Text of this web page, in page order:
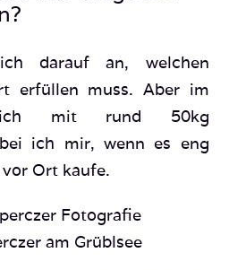
darauf an, welchen
erfüllen muss. Aber im
mit rund 50kg
ich mir, wenn es eng
Ort kaufe.
am Grüblsee